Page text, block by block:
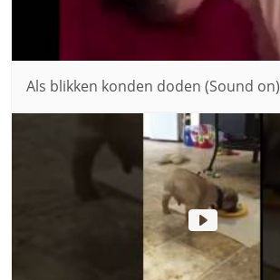
Als blikken konden doden (Sound on)